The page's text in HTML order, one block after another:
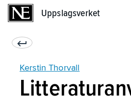
Uppslagsverket
Kerstin Thorvall